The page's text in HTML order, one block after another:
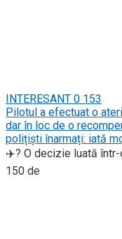
INTERESANT 0 153
Pilotul a efectuat o
dar în loc de o
polițiști înarmați: iată
✈️? O decizie luată
150 de